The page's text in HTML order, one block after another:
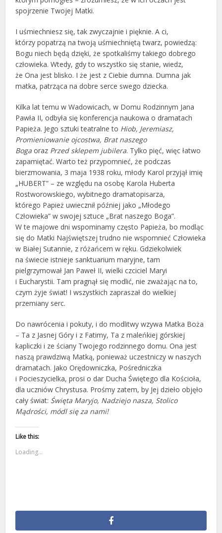
spojrzenie Twojej Matki.
I uśmiechniesz się, tak zwyczajnie i pięknie. A ci,
którzy popatrzą na twoją uśmiechniętą twarz, powiedzą:
Bogu niech będą dzięki, że spotkaliśmy takiego dobrego
człowieka. Wtedy, gdy to wszystko się stanie, wiedz,
że Ona jest blisko. I że jest z Ciebie dumna. Dumna jak
matka, patrząca na dobre serce swego dziecka.
Kilka lat temu w Wadowicach, w Domu Rodzinnym Jana
Pawła II, odbyła się konferencja naukowa o dramatach
Papieża. Jego sztuki teatralne to Hiob, Jeremiasz,
Promieniowanie ojcostwa, Brat naszego
Boga oraz Przed sklepem jubilera. Tylko pięć, więc łatwo
zapamiętać. Warto też przypomnieć, że podczas
bierzmowania, 3 maja 1938 roku, młody Karol przyjął imię
„HUBERT” – ze względu na osobę Karola Huberta
Rostworowskiego, wybitnego dramatopisarza,
którego Papież uwiecznił później jako „Młodego
Człowieka” w swojej sztuce „Brat naszego Boga”.
W te majowe dni wspominamy często Papieża, bo modląc
się do Matki Najświętszej trudno nie wspomnieć Człowieka
w Białej Sutannie, z różańcem w ręku. Gdziekolwiek
na świecie istnieje sanktuarium maryjne, tam
pielgrzymował Jan Paweł II, wielki czciciel Maryi
i Eucharystii. Tam pragnął się modlić, nie zważając na to,
czym żyje świat! I wszystkich zapraszał do wielkiej
przemiany serc.
Do nawrócenia i pokuty, i do modlitwy wzywa Matka Boża
– Ta z Jasnej Góry i z Fatimy, Ta z maleńkiej górskiej
kapliczki i ze ściany Twojego rodzinnego domu. Ona jest
naszą prawdziwą Matką, ponieważ uczestniczy w naszych
dramatach. Jako Orędowniczka, Pośredniczka
i Pocieszycielka, prosi o dar Ducha Świętego dla Kościoła,
dla uczniów Chrystusa. Prośmy zatem, by Jej dzieło objęło
cały świat: Święta Maryjo, Nadziejo nasza, Stolico
Mądrości, módl się za nami!
Like this:
Loading...